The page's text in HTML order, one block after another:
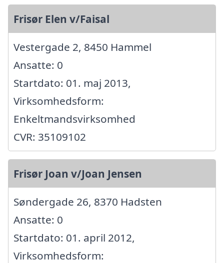
Frisør Elen v/Faisal
Vestergade 2, 8450 Hammel
Ansatte: 0
Startdato: 01. maj 2013,
Virksomhedsform:
Enkeltmandsvirksomhed
CVR: 35109102
Frisør Joan v/Joan Jensen
Søndergade 26, 8370 Hadsten
Ansatte: 0
Startdato: 01. april 2012,
Virksomhedsform: